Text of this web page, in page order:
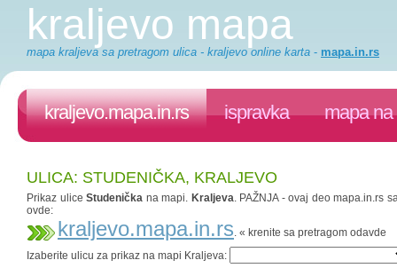
kraljevo mapa
mapa kraljeva sa pretragom ulica - kraljevo online karta - mapa.in.rs
kraljevo.mapa.in.rs ispravka mapa na
ULICA: STUDENIČKA, KRALJEVO
Prikaz uliceStudenička na mapi. Kraljeva. PAŽNJA - ovaj deo mapa.in.rs
ovde:
kraljevo.mapa.in.rs. « krenite sa pretragom odavde
Izaberite ulicu za prikaz na mapi Kraljeva: